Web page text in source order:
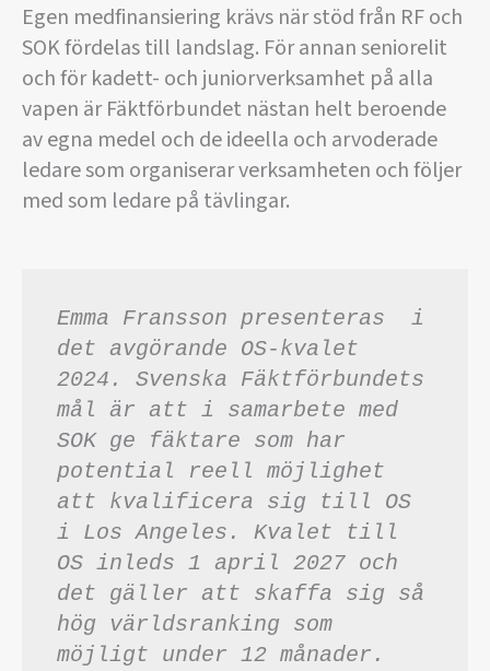
Egen medfinansiering krävs när stöd från RF och
SOK fördelas till landslag. För annan seniorelit
och för kadett- och juniorverksamhet på alla
vapen är Fäktförbundet nästan helt beroende
av egna medel och de ideella och arvoderade
ledare som organiserar verksamheten och följer
med som ledare på tävlingar.
Emma Fransson presenteras  i
det avgörande OS-kvalet
2024. Svenska Fäktförbundets
mål är att i samarbete med
SOK ge fäktare som har
potential reell möjlighet
att kvalificera sig till OS
i Los Angeles. Kvalet till
OS inleds 1 april 2027 och
det gäller att skaffa sig så
hög världsranking som